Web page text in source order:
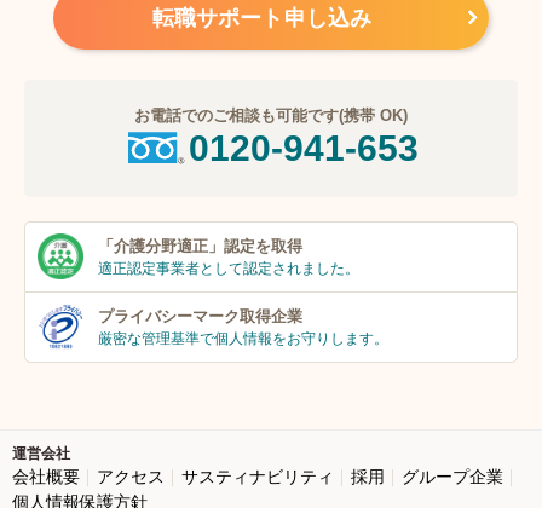
転職サポート申し込み
お電話でのご相談も可能です(携帯 OK)
0120-941-653
「介護分野適正」 認定を取得
適正認定事業者として認定されました。
プライバシーマーク取得企業
厳密な管理基準で個人情報をお守りします。
運営会社
会社概要 アクセス サスティナビリティ 採用
グループ企業
個人情報保護方針